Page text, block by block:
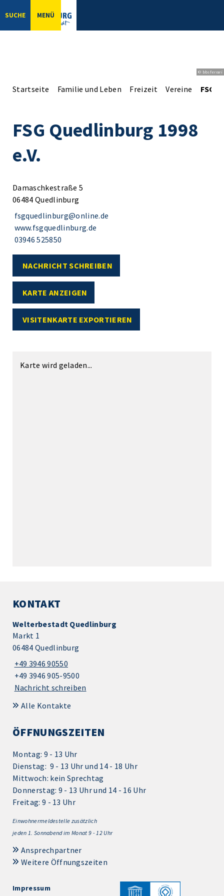
SUCHE MENÜ
© bbsferrari
Startseite Familie und Leben Freizeit Vereine FSG
FSG Quedlinburg 1998
e.V.
Damaschkestraße 5
06484 Quedlinburg
fsgquedlinburg@online.de
www.fsgquedlinburg.de
03946 525850
NACHRICHT SCHREIBEN
KARTE ANZEIGEN
VISITENKARTE EXPORTIEREN
Karte wird geladen...
KONTAKT
Welterbestadt Quedlinburg
Markt 1
06484 Quedlinburg
+49 3946 90550
+49 3946 905-9500
Nachricht schreiben
Alle Kontakte
ÖFFNUNGSZEITEN
Montag: 9 - 13 Uhr
Dienstag: 9 - 13 Uhr und 14 - 18 Uhr
Mittwoch: kein Sprechtag
Donnerstag: 9 - 13 Uhr und 14 - 16 Uhr
Freitag: 9 - 13 Uhr
Einwohnermeldestelle zusätzlich
jeden 1. Sonnabend im Monat 9 - 12 Uhr
Ansprechpartner
Weitere Öffnungszeiten
Impressum